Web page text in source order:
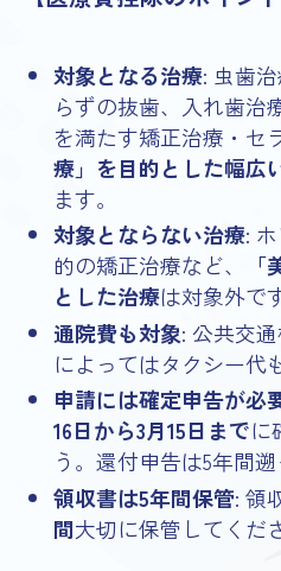
対象となる治療: 虫歯
らずの抜歯、入れ歯治
を満たす矯正治療・セ
療」を目的とした幅広
ます。
対象とならない治療:
的の矯正治療など、
とした治療は対象外で
通院費も対象: 公共交
によってはタクシー代
申請には確定申告が必
16日から3月15日までに
う。還付申告は5年間
領収書は5年間保管: 領
間大切に保管してくだ